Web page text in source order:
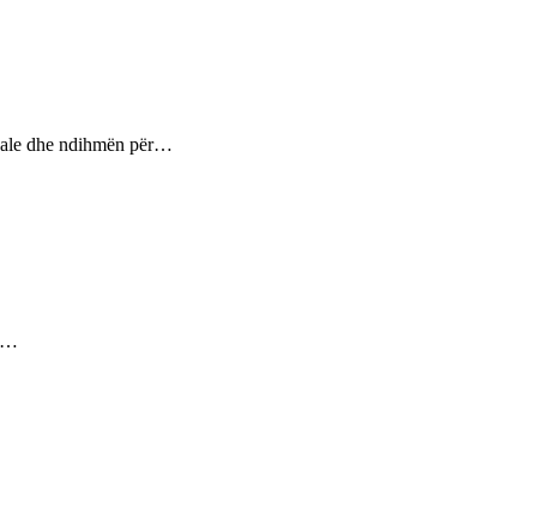
dhe ndihmën për…